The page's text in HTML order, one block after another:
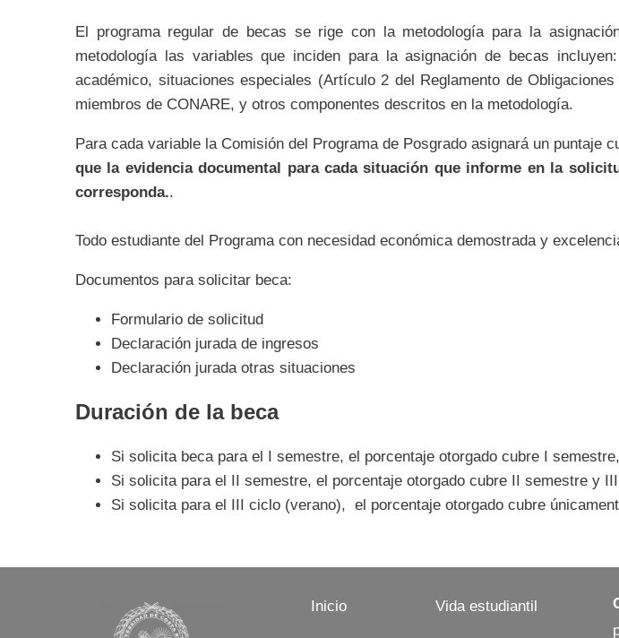
El programa regular de becas se rige con la metodología para la
metodología las variables que inciden para la asignación de becas
académico, situaciones especiales (Artículo 2 del Reglamento de
miembros de CONARE, y otros componentes descritos en la metodología.
Para cada variable la Comisión del Programa de Posgrado asignará un puntaje
que la evidencia documental para cada situación que informe en la
corresponda..
Todo estudiante del Programa con necesidad económica demostrada y
Documentos para solicitar beca:
Formulario de solicitud
Declaración jurada de ingresos
Declaración jurada otras situaciones
Duración de la beca
Si solicita beca para el I semestre, el porcentaje otorgado cubre I
Si solicita para el II semestre, el porcentaje otorgado cubre II semestre y
Si solicita para el III ciclo (verano), el porcentaje otorgado cubre
Inicio Vida estudiantil